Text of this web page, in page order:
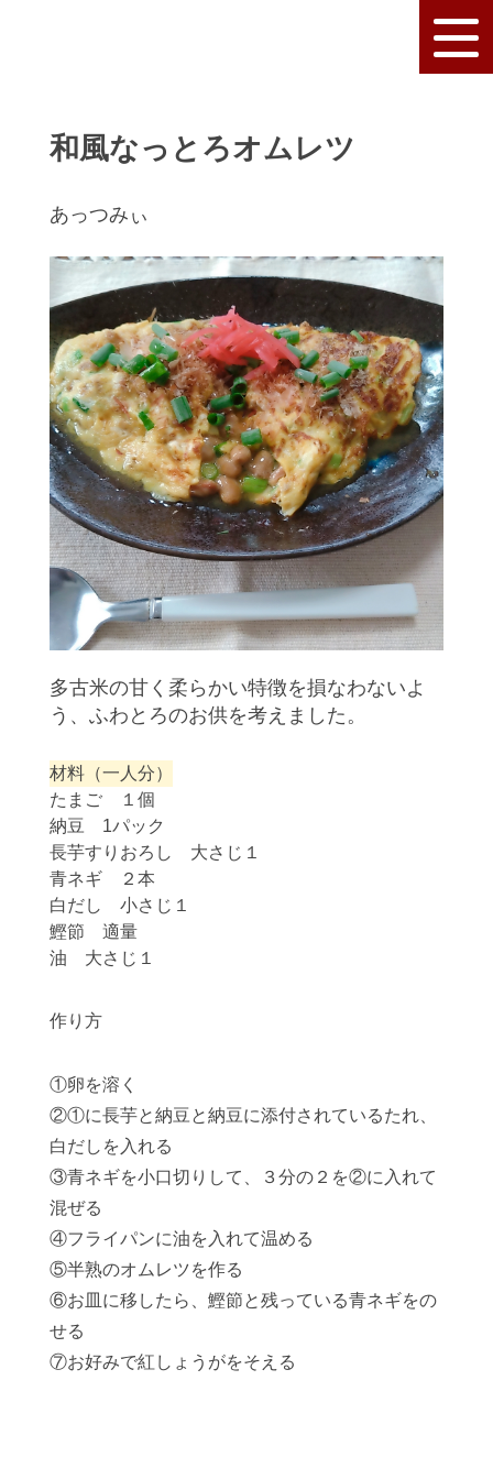
和風なっとろオムレツ
あっつみぃ
多古米の甘く柔らかい特徴を損なわないよ
う、ふわとろのお供を考えました。
材料（一人分）
たまご １個
納豆 1パック
長芋すりおろし 大さじ１
青ネギ ２本
白だし 小さじ１
鰹節 適量
油 大さじ１
作り方
①卵を溶く
②①に長芋と納豆と納豆に添付されているたれ、
白だしを入れる
③青ネギを小口切りして、３分の２を②に入れて
混ぜる
④フライパンに油を入れて温める
⑤半熟のオムレツを作る
⑥お皿に移したら、鰹節と残っている青ネギをの
せる
⑦お好みで紅しょうがをそえる